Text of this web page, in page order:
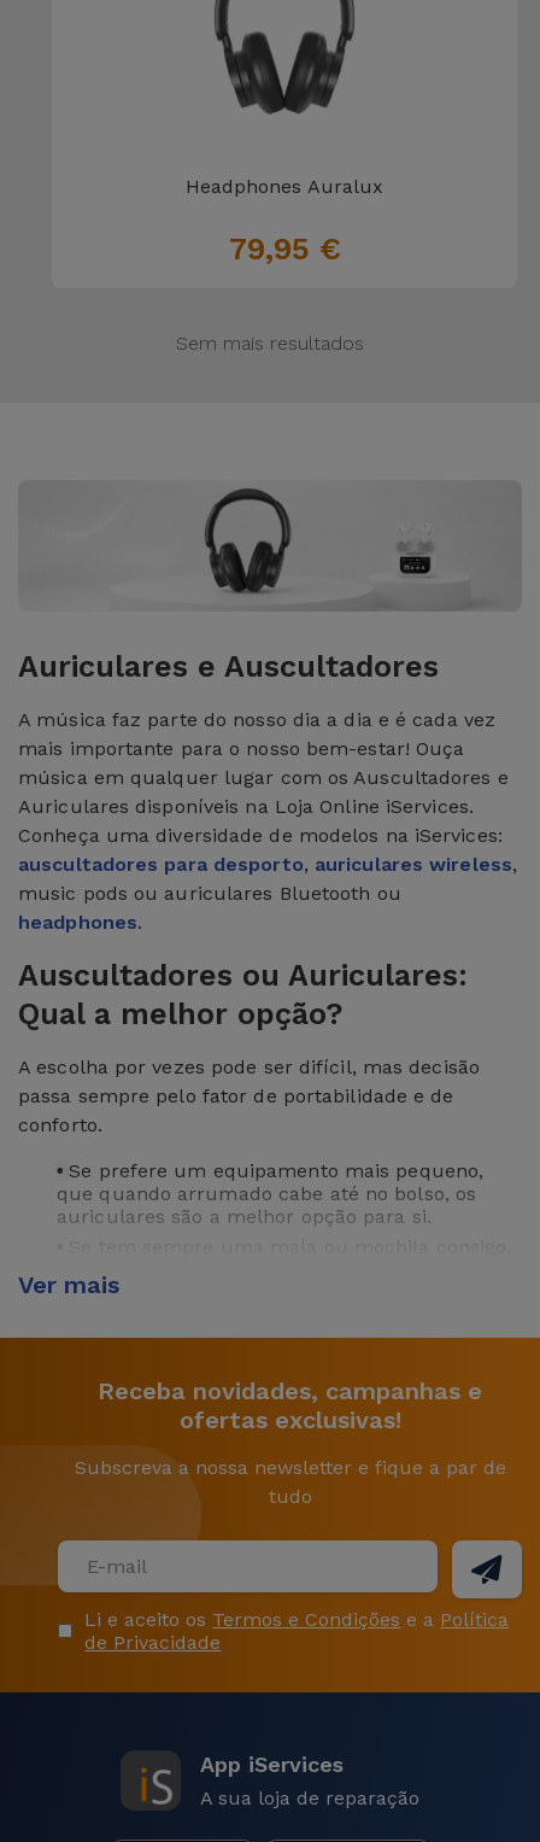
Headphones Auralux
79,95 €
Sem mais resultados
Auriculares e Auscultadores
A música faz parte do nosso dia a dia e é cada vez
mais importante para o nosso bem-estar! Ouça
música em qualquer lugar com os Auscultadores e
Auriculares disponíveis na Loja Online iServices.
Conheça uma diversidade de modelos na iServices:
auscultadores para desporto, auriculares wireless,
music pods ou auriculares Bluetooth ou
headphones.
Auscultadores ou Auriculares:
Qual a melhor opção?
A escolha por vezes pode ser difícil, mas decisão
passa sempre pelo fator de portabilidade e de
conforto.
•Se prefere um equipamento mais pequeno,
que quando arrumado cabe até no bolso, os
auriculares são a melhor opção para si.
equipamento de som ao pescoço, ou se os seus
auscultadores poderão ser uma escolha a
Como conectar Auriculares
Os Auriculares Wireless da iServices conectam-se
facilmente a qualquer equipamento.
Ligue o Bluetooth do seu telemóvel, PC ou
tablet;
•Ligue os seus auriculares;
apareçam dos resultados.
Como emparelhar Auscultadores
Ver mais
Receba novidades, campanhas e
ofertas exclusivas!
Subscreva a nossa newsletter e fique a par de
tudo
Li e aceito os Termos e Condições e a Política
de Privacidade
App iServices
A sua loja de reparação